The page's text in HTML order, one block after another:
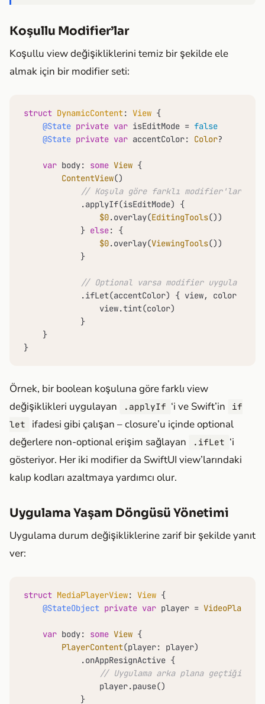
Koşullu Modifier’lar
Koşullu view değişikliklerini temiz bir şekilde ele
almak için bir modifier seti:
struct DynamicContent: View {
@State private var isEditMode = false
@State private var accentColor: Color?
var body: some View {
ContentView()
// Koşula göre farklı modifier'lar
            .applyIf(isEditMode) {
$0.overlay(EditingTools())
            }
else: {
$0.overlay(ViewingTools())
            }
// Optional varsa modifier uygula
            .ifLet(accentColor) { view, color
                view.tint(color)
            }
    }
}
Örnek, bir boolean koşuluna göre farklı view
değişiklikleri uygulayan
.applyIf ‘i ve Swift’in
if
let
ifadesi gibi çalışan – closure’u içinde optional
değerlere non-optional erişim sağlayan
.ifLet ‘i
gösteriyor. Her iki modifier da SwiftUI view’larındaki
kalıp kodları azaltmaya yardımcı olur.
Uygulama Yaşam Döngüsü Yönetimi
Uygulama durum değişikliklerine zarif bir şekilde yanıt
ver:
struct MediaPlayerView: View {
@StateObject private var player = VideoPlayer
var body: some View {
PlayerContent(player: player)
            .onAppResignActive {
// Uygulama arka plana geçtiğinde
                player.pause()
            }